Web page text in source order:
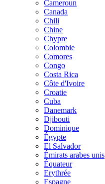
Cameroun
Canada
Chili
Chine
Chypre
Colombie
Comores
Congo
Costa Rica
Côte d'Ivoire
Croatie
Cuba
Danemark
Djibouti
Dominique
Égypte
El Salvador
Émirats arabes unis
Équateur
Erythrée
Espagne